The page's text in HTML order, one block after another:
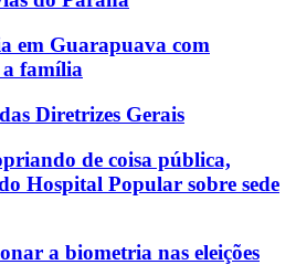
em Guarapuava com
a família
Diretrizes Gerais
de coisa pública,
Hospital Popular sobre sede
a biometria nas eleições